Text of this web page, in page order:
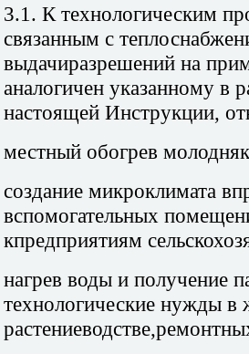
3.1. К технологическим
связанным с
выдачиразрешений на
аналогичен указанному в
настоящей Инструкции,
местный обогрев
создание микроклимата
вспомогательных
кпредприятиям
нагрев воды и получение
технологические нужды в